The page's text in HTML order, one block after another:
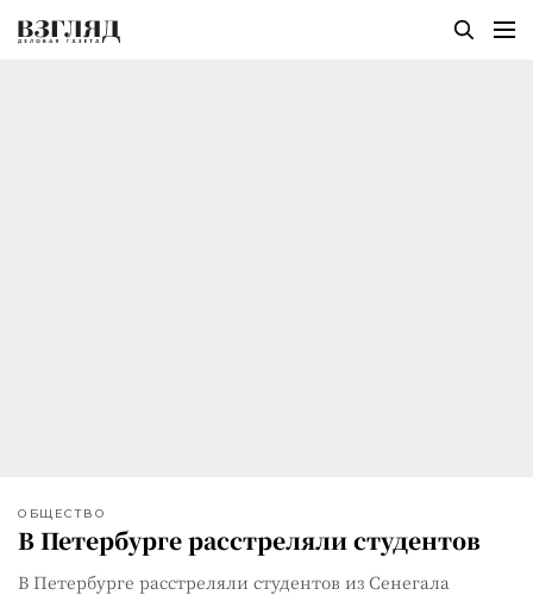
ОБЩЕСТВО
В Петербурге расстреляли студентов
В Петербурге расстреляли студентов из Сенегала